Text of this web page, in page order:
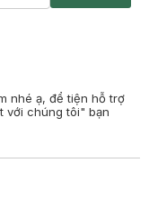
nhé ạ, để tiện hỗ trợ
với chúng tôi" bạn